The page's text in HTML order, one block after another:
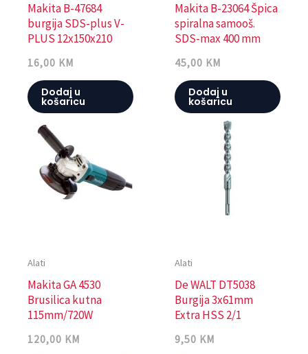
Makita B-47684
burgija SDS-plus V-
PLUS 12x150x210
16,00 KM
Dodaj u
košaricu
Makita B-23064 Špica
spiralna samooš.
SDS-max 400 mm
45,00 KM
Dodaj u
košaricu
Alati
Makita GA 4530
Brusilica kutna
115mm/720W
120,00 KM
Alati
De WALT DT5038
Burgija 3x61mm
Extra HSS 2/1
9,50 KM